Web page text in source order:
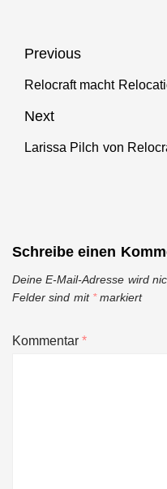
Previous
Previous
Relocraft macht
Next
Next
Larissa Pilch von
Schreibe einen
Deine E-Mail-Adresse wird
Felder sind mit *markiert
Kommentar*